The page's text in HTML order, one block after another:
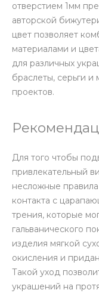
отверстием 1мм
авторской
цвет позволяет
материалами и
для различных
браслеты, серьги и
проектов.
Для того чтобы
привлекательный
несложные
контакта с
трения, которые
гальванического
изделия мягкой
окисления и
Такой уход
украшений на